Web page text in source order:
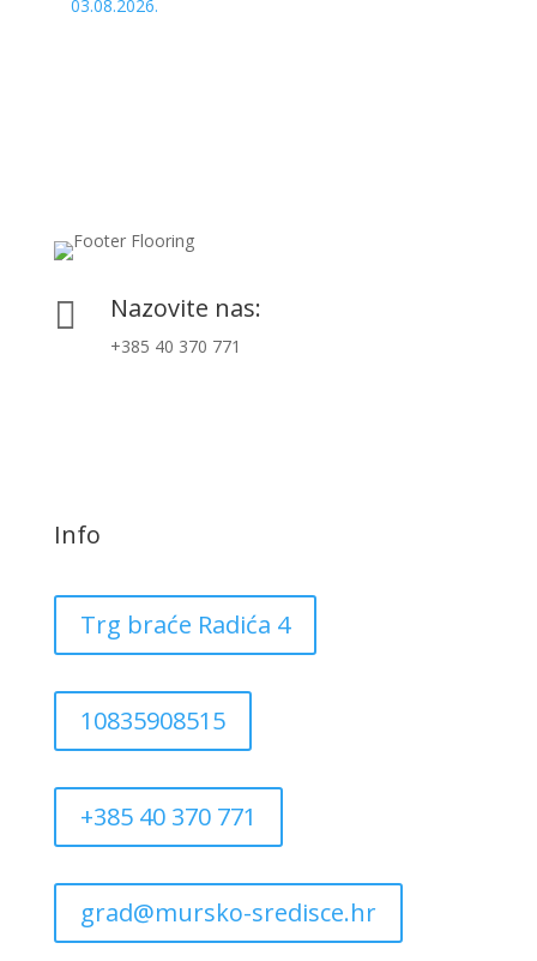
03.08.2026.
 Nazovite nas:
+385 40 370 771
Info
Trg braće Radića 4
10835908515
+385 40 370 771
grad@mursko-sredisce.hr